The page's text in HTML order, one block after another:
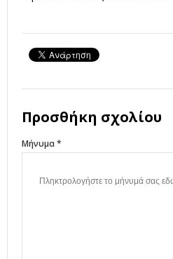
Προσθήκη σχολίου
Μήνυμα *